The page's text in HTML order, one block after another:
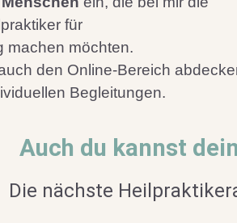
für
machen möchten.
den Online-Bereich
Begleitungen.
Auch du kannst
Die nächste